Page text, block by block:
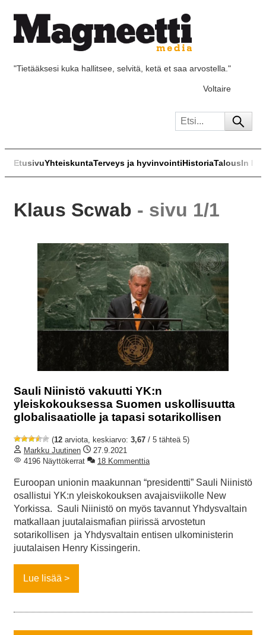
"Tietääksesi kuka hallitsee, selvitä, ketä et saa arvostella."
Voltaire
EtusivuYhteiskuntaTerveys ja hyvinvointiHistoriaTalousIn
Klaus Scwab - sivu 1/1
Sauli Niinistö vakuutti YK:n
yleiskokouksessa Suomen uskollisuutta
globalisaatiolle ja tapasi sotarikollisen
(12 arviota, keskiarvo: 3,67 / 5 tähteä 5)
Markku Juutinen
27.9.2021
4196 Näyttökerrat
18 Kommenttia
Euroopan unionin maakunnan “presidentti” Sauli Niinistö
osallistui YK:n yleiskokouksen avajaisviikolle New
Yorkissa. Sauli Niinistö on myös tavannut Yhdysvaltain
matkallaan juutalaismafian piirissä arvostetun
sotarikollisen ja Yhdysvaltain entisen ulkoministerin
juutalaisen Henry Kissingerin.
Lue lisää